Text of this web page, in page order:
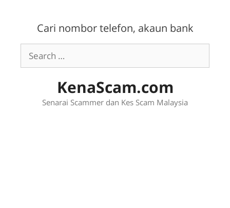
Cari nombor telefon, akaun bank
Search
for:
KenaScam.com
Senarai Scammer dan Kes Scam Malaysia